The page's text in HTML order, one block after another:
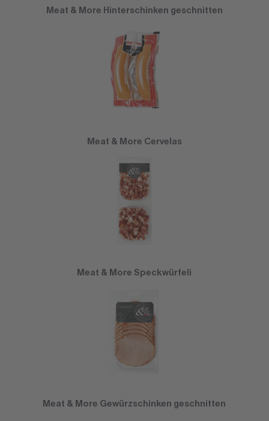
Meat & More Hinterschinken geschnitten
Meat & More Cervelas
Meat & More Speckwürfeli
Meat & More Gewürzschinken geschnitten